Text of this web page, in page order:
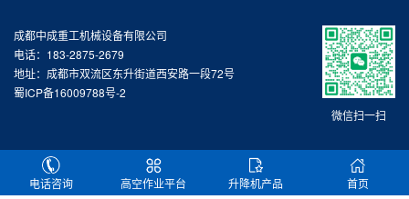
微信扫一扫
成都中成重工机械设备有限公司
电话：183-2875-2679
地址：成都市双流区东升街道西安路一段72号
蜀ICP备16009788号-2
电话咨询 高空作业平台 升降机产品 首页